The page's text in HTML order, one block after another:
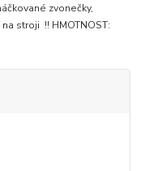
zvonečky,
stroji !! HMOTNOST: